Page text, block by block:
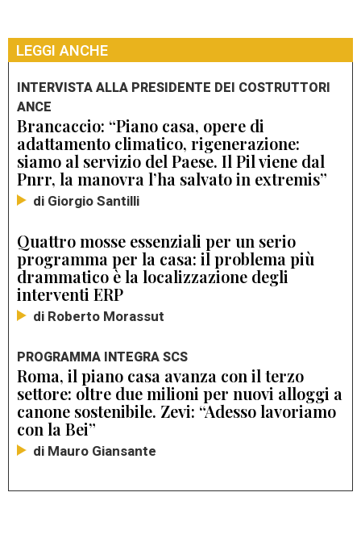
LEGGI ANCHE
INTERVISTA ALLA PRESIDENTE DEI COSTRUTTORI
ANCE
Brancaccio: “Piano casa, opere di
adattamento climatico, rigenerazione:
siamo al servizio del Paese. Il Pil viene dal
Pnrr, la manovra l’ha salvato in extremis”
di Giorgio Santilli
Quattro mosse essenziali per un serio
programma per la casa: il problema più
drammatico è la localizzazione degli
interventi ERP
di Roberto Morassut
PROGRAMMA INTEGRA SCS
Roma, il piano casa avanza con il terzo
settore: oltre due milioni per nuovi alloggi a
canone sostenibile. Zevi: “Adesso lavoriamo
con la Bei”
di Mauro Giansante